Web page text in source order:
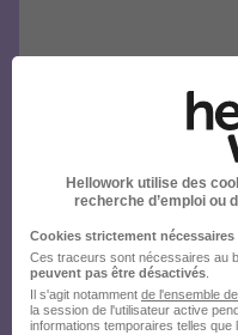
Hellowork utilise des
recherche d’emploi ou
Cookies strictement nécessaires
Ces traceurs sont nécessaires au
peuvent pas être désactivés
Il s'agit notamment de l'ensemble
la session de l'utilisateur active
informations temporaires telles